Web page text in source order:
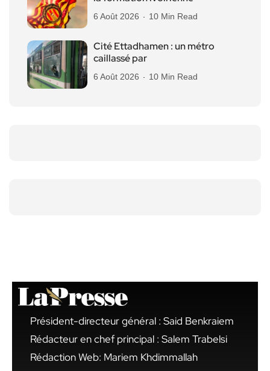
6 Août 2026 10 Min Read
Cité Ettadhamen : un métro
caillassé par
6 Août 2026 10 Min Read
Président-directeur général : Said Benkraiem
Rédacteur en chef principal : Salem Trabelsi
Rédaction Web: Mariem Khdimmallah